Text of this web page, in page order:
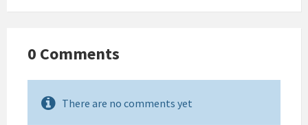
0 Comments
There are no comments yet